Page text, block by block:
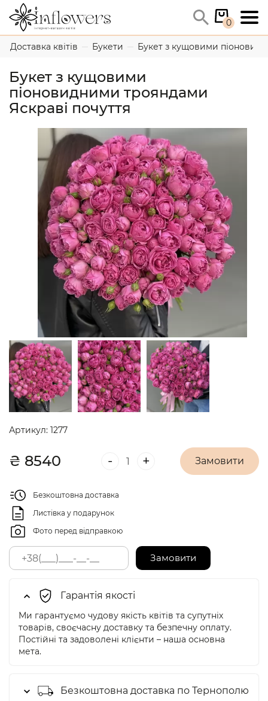
0
Доставка квітів Букети Букет з кущовими
Букет з кущовими
піоновидними трояндами
Яскраві почуття
Артикул: 1277
₴ 8540 - + Замовити
Безкоштовна доставка
Листівка у подарунок
Фото перед відправкою
Замовити
Гарантія якості
Ми гарантуємо чудову якість квітів та супутніх
товарів, своєчасну доставку та безпечну оплату.
Постійні та задоволені клієнти – наша основна
мета.
Безкоштовна доставка по Тернополю